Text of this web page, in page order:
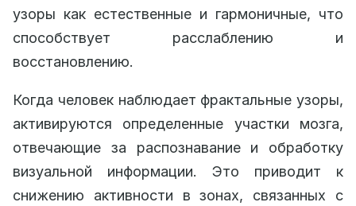
узоры как естественные и гармоничные, что
способствует расслаблению и
восстановлению.
Когда человек наблюдает фрактальные узоры,
активируются определенные участки мозга,
отвечающие за распознавание и обработку
визуальной информации. Это приводит к
снижению активности в зонах, связанных с